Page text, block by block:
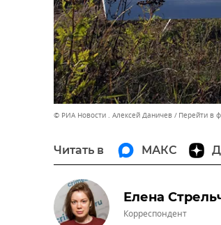
© РИА Новости . Алексей Даничев Перейти в
Читать в МАКС
Елена
Корреспондент